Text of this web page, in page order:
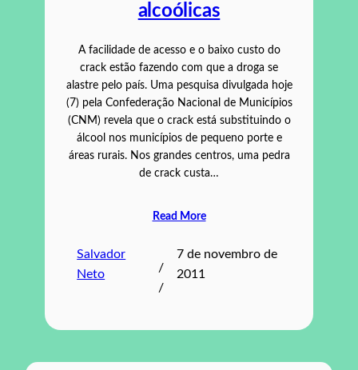
alcoólicas
A facilidade de acesso e o baixo custo do
crack estão fazendo com que a droga se
alastre pelo país. Uma pesquisa divulgada hoje
(7) pela Confederação Nacional de Municípios
(CNM) revela que o crack está substituindo o
álcool nos municípios de pequeno porte e
áreas rurais. Nos grandes centros, uma pedra
de crack custa…
Read More
Salvador
Neto
/
/
7 de novembro de
2011